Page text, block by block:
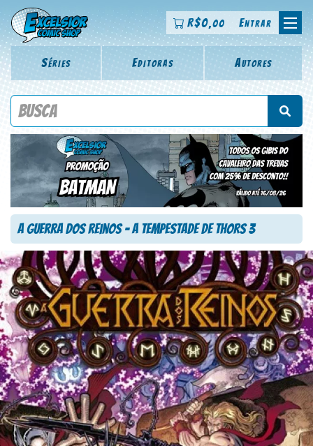
R$0,00 Entrar
Séries Editoras Autores
Procure por título da revista, personagem, série, escritor,
A Guerra dos Reinos – A Tempestade de Thors 3